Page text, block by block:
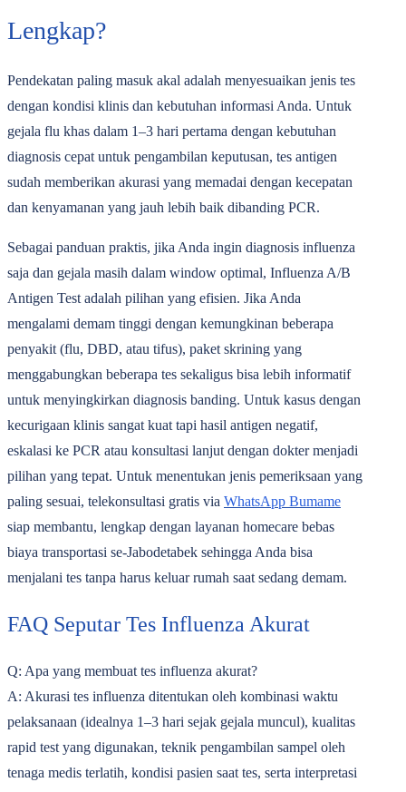
Lengkap?
Pendekatan paling masuk akal adalah menyesuaikan jenis tes
dengan kondisi klinis dan kebutuhan informasi Anda. Untuk
gejala flu khas dalam 1‒3 hari pertama dengan kebutuhan
diagnosis cepat untuk pengambilan keputusan, tes antigen
sudah memberikan akurasi yang memadai dengan kecepatan
dan kenyamanan yang jauh lebih baik dibanding PCR.
Sebagai panduan praktis, jika Anda ingin diagnosis influenza
saja dan gejala masih dalam window optimal, Influenza A/B
Antigen Test adalah pilihan yang efisien. Jika Anda
mengalami demam tinggi dengan kemungkinan beberapa
penyakit (flu, DBD, atau tifus), paket skrining yang
menggabungkan beberapa tes sekaligus bisa lebih informatif
untuk menyingkirkan diagnosis banding. Untuk kasus dengan
kecurigaan klinis sangat kuat tapi hasil antigen negatif,
eskalasi ke PCR atau konsultasi lanjut dengan dokter menjadi
pilihan yang tepat. Untuk menentukan jenis pemeriksaan yang
paling sesuai, telekonsultasi gratis via WhatsApp Bumame
siap membantu, lengkap dengan layanan homecare bebas
biaya transportasi se-Jabodetabek sehingga Anda bisa
menjalani tes tanpa harus keluar rumah saat sedang demam.
FAQ Seputar Tes Influenza Akurat
Q: Apa yang membuat tes influenza akurat?
A: Akurasi tes influenza ditentukan oleh kombinasi waktu
pelaksanaan (idealnya 1‒3 hari sejak gejala muncul), kualitas
rapid test yang digunakan, teknik pengambilan sampel oleh
tenaga medis terlatih, kondisi pasien saat tes, serta interpretasi